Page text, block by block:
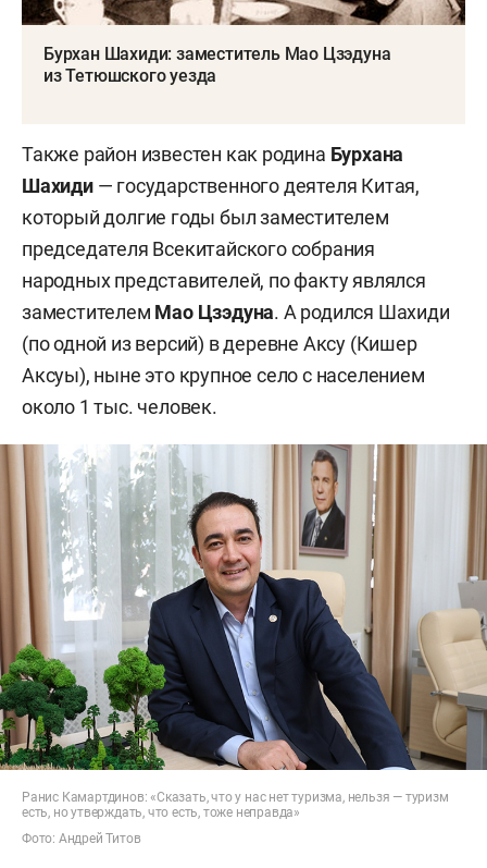
Бурхан Шахиди: заместитель Мао Цзэдуна
из Тетюшского уезда
Также район известен как родина Бурхана
Шахиди— государственного деятеля Китая,
который долгие годы был заместителем
председателя Всекитайского собрания
народных представителей, по факту являлся
заместителем Мао Цзэдуна. А родился Шахиди
(по одной из версий) в деревне Аксу (Кишер
Аксуы), ныне это крупное село с населением
около 1 тыс. человек.
Ранис Камартдинов: «Сказать, что у нас нет туризма, нельзя — туризм
есть, но утверждать, что есть, тоже неправда»
Фото: Андрей Титов